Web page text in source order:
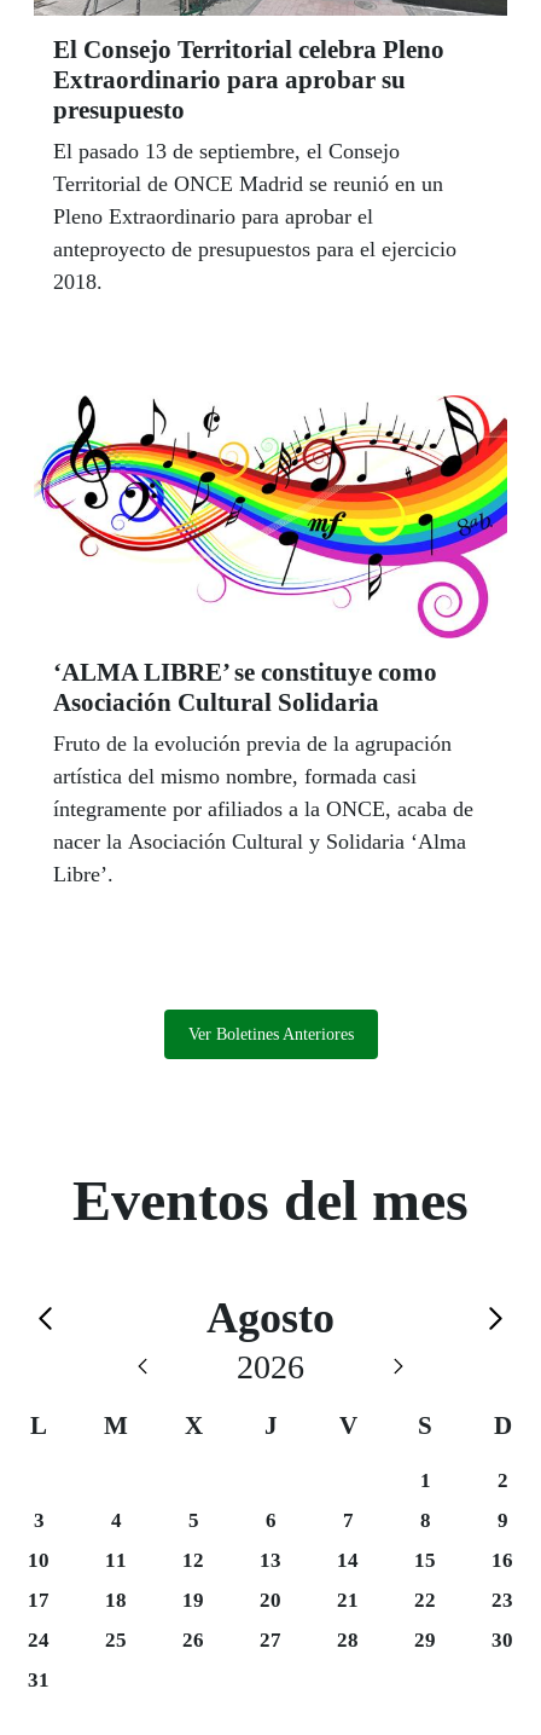
El Consejo Territorial celebra Pleno
Extraordinario para aprobar su
presupuesto
El pasado 13 de septiembre, el Consejo
Territorial de ONCE Madrid se reunió en un
Pleno Extraordinario para aprobar el
anteproyecto de presupuestos para el ejercicio
2018.
‘ALMA LIBRE’ se constituye como
Asociación Cultural Solidaria
Fruto de la evolución previa de la agrupación
artística del mismo nombre, formada casi
íntegramente por afiliados a la ONCE, acaba de
nacer la Asociación Cultural y Solidaria ‘Alma
Libre’.
Ver Boletines Anteriores
Eventos del mes
Calendario de Agosto
Saltar el calendario
Agosto
2026
L M X J V S D
Sábado 1
1
2
Lunes 3
3 Martes 4
4 Miércoles 5
5 Jueves 6
6 Viernes 7
7 Sábado 8
8
9
Lunes 10
10 Martes 11
11 Miércoles 12
12 Jueves 13
13 Viernes 14
14 Sábado 15
15
16
Lunes 17
17 Martes 18
18 Miércoles 19
19 Jueves 20
20 Viernes 21
21 Sábado 22
22
23
24
Martes 25
25 Miércoles 26
26 Jueves 27
27 Viernes 28
28 Sábado 29
29
30
31